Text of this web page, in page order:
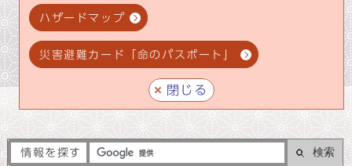
ハザードマップ
災害避難カード「命のパスポート」
閉じる
情報を探す 検索